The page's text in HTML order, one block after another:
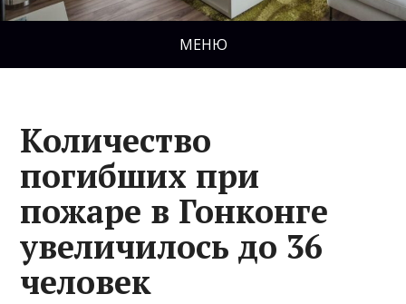
МЕНЮ
Количество
погибших при
пожаре в Гонконге
увеличилось до 36
человек